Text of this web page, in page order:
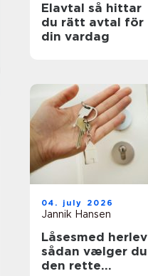
Elavtal så hittar
du rätt avtal för
din vardag
04. july 2026
Jannik Hansen
Låsesmed herlev
sådan vælger du
den rette